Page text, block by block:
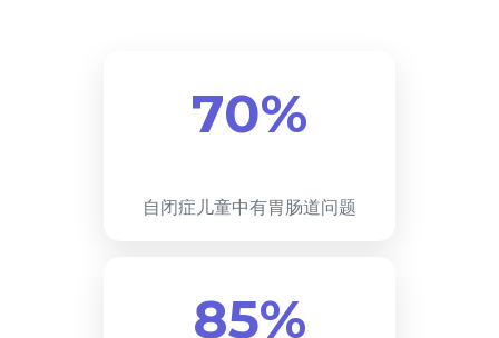
70%
自闭症儿童中有胃肠道问题
85%